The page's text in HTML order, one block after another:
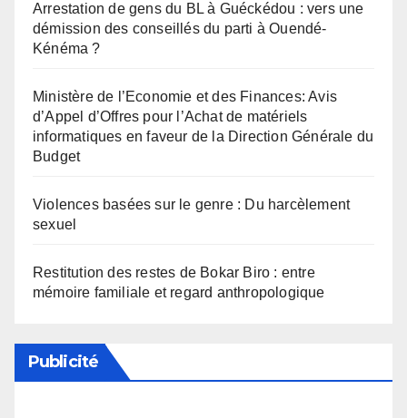
Arrestation de gens du BL à Guéckédou : vers une
démission des conseillés du parti à Ouendé-
Kénéma ?
Ministère de l’Economie et des Finances: Avis
d’Appel d’Offres pour l’Achat de matériels
informatiques en faveur de la Direction Générale du
Budget
Violences basées sur le genre : Du harcèlement
sexuel
Restitution des restes de Bokar Biro : entre
mémoire familiale et regard anthropologique
Publicité